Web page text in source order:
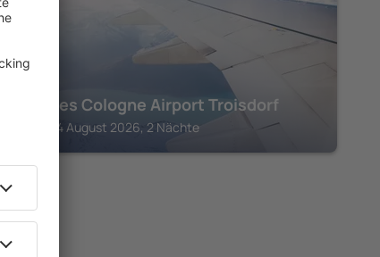
ibis Styles Cologne Airport Troisdorf
Troisdorf, 14 August 2026, 2 Nächte